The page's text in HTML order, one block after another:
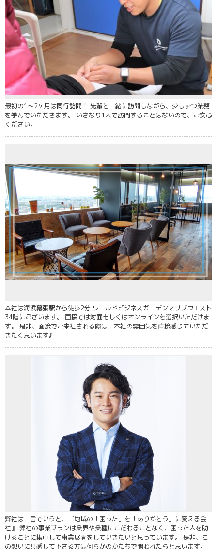
最初の1～2ヶ月は同行訪問！ 先輩と一緒に訪問しながら、少しずつ業務
を学んでいただきます。 いきなり1人で訪問することはないので、ご安心
ください。
本社は海浜幕張駅から徒歩2分 ワールドビジネスガーデンマリブウエスト
34階にございます。 面接では対面もしくはオンラインを選択いただけま
す。 是非、面接でご来社される際は、本社の雰囲気を直接感じていただ
きたく思います♪
弊社は一言でいうと、『地域の「困った」を「ありがとう」に変える会
社』 弊社の事業プランは業界や業種にこだわることなく、困った人を助
けることに集中して事業展開をしていきたいと思っています。 是非、こ
の想いに共感して下さる方は何らかのかたちで関われたらと思います。